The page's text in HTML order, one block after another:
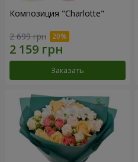
Композиция "Charlotte"
2 699 грн
Заказать